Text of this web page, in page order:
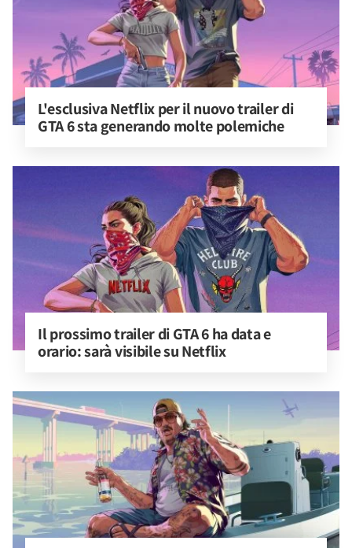
L'esclusiva Netflix per il nuovo trailer di
GTA 6 sta generando molte polemiche
Il prossimo trailer di GTA 6 ha data e
orario: sarà visibile su Netflix